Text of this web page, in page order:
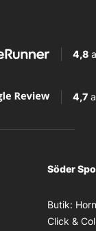
4,8
4,7
Söder
Butik:
Click &